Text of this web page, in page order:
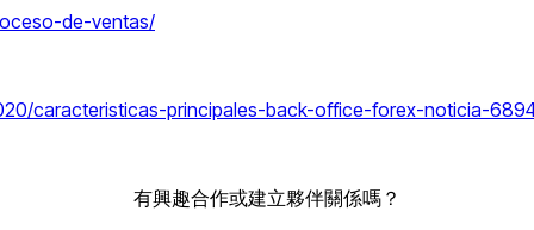
de-ventas/
caracteristicas-principales-back-office-forex-noticia-
有興趣合作或建立夥伴關係嗎？